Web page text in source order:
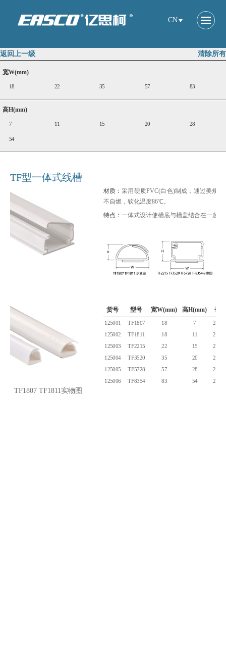
CN
清除所有
返回上一级
宽W(mm)
18 22 35 57 83
高H(mm)
7 11 15 20 28
54
TF型一体式线槽
材质： 采用硬质PVC(白色)制成，通过美规
不自燃，软化温度86℃。
特点： 一体式设计使槽底与槽盖结合在一起
TF1807 TF1811实物图
货号 型号 宽W(mm) 高H(mm) 长度
125001 TF1807 18 7
2米/
125002
TF1811 18 11
2米/
125003
TF2215 22 15
2米/
125004
TF3520 35 20
2米/
125005
TF5728 57 28
2米/
125006
TF8354 83 54 2米/